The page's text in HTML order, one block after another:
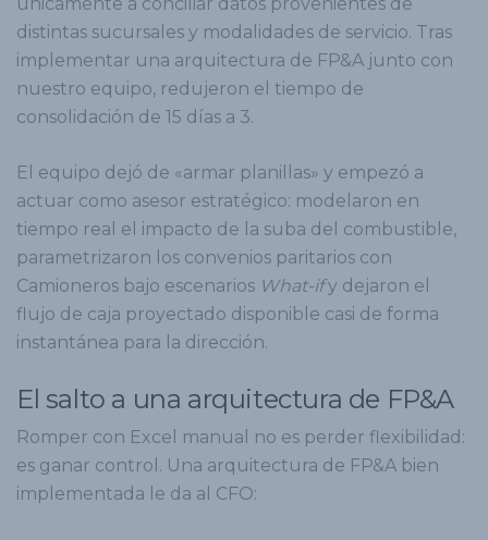
únicamente a conciliar datos provenientes de
distintas sucursales y modalidades de servicio. Tras
implementar una arquitectura de FP&A junto con
nuestro equipo, redujeron el tiempo de
consolidación de 15 días a 3.
El equipo dejó de «armar planillas» y empezó a
actuar como asesor estratégico: modelaron en
tiempo real el impacto de la suba del combustible,
parametrizaron los convenios paritarios con
Camioneros bajo escenarios What-ify dejaron el
flujo de caja proyectado disponible casi de forma
instantánea para la dirección.
El salto a una arquitectura de FP&A
Romper con Excel manual no es perder flexibilidad:
es ganar control. Una arquitectura de FP&A bien
implementada le da al CFO: